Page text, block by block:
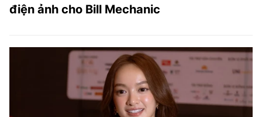
điện ảnh cho Bill Mechanic